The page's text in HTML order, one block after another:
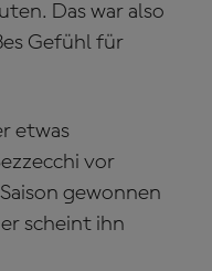
Das war also
Gefühl für
etwas
vor
gewonnen
scheint ihn